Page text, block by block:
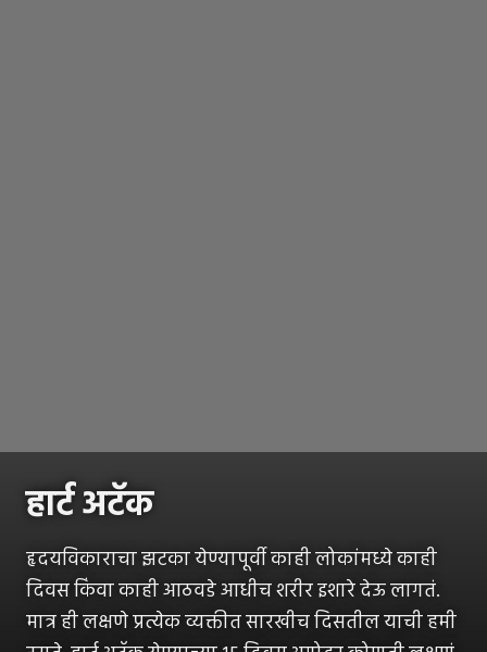
हार्ट अटॅक
हृदयविकाराचा झटका येण्यापूर्वी काही लोकांमध्ये काही
दिवस किंवा काही आठवडे आधीच शरीर इशारे देऊ लागतं.
मात्र ही लक्षणे प्रत्येक व्यक्तीत सारखीच दिसतील याची हमी